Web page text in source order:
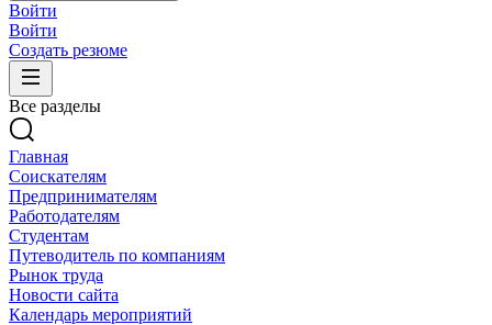
Войти
Войти
Создать резюме
Все разделы
Главная
Соискателям
Предпринимателям
Работодателям
Студентам
Путеводитель по компаниям
Рынок труда
Новости сайта
Календарь мероприятий